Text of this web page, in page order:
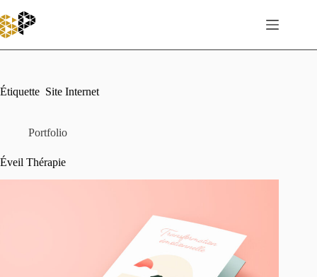
au
contenu
Étiquette Site Internet
Portfolio
Éveil Thérapie